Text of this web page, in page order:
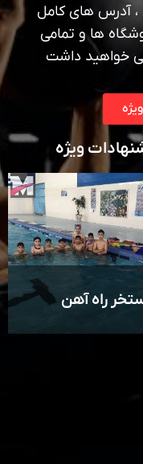
، آدرس های کامل
ها و تمامی
خواهید داشت
ویژه
راه آهن